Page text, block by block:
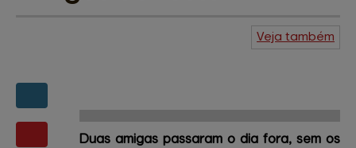
Veja também
Duas amigas passaram o dia fora, sem os